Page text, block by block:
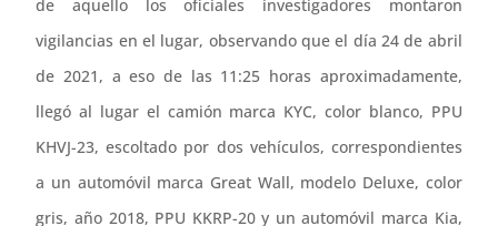
de aquello los oficiales investigadores montaron
vigilancias en el lugar, observando que el día 24 de abril
de 2021, a eso de las 11:25 horas aproximadamente,
llegó al lugar el camión marca KYC, color blanco, PPU
KHVJ-23, escoltado por dos vehículos, correspondientes
a un automóvil marca Great Wall, modelo Deluxe, color
gris, año 2018, PPU KKRP-20 y un automóvil marca Kia,